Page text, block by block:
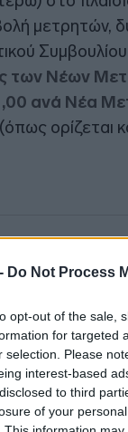
Do Not Process
opt-out of the sale,
for targeted
selection. Please
interest-based
to third
of your
μετρητών,
Συμβουλίου
των Νέων
ανά Νέα
ορίζεται